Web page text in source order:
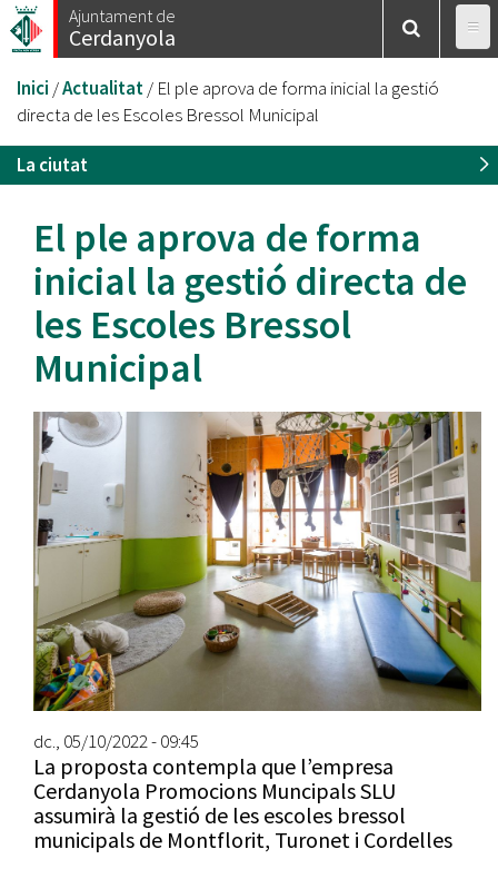
Vés
al
Ajuntament de
Cerdanyola
Esteu
aquí
Inici /Actualitat/ El ple aprova de forma inicial la gestió
directa de les Escoles Bressol Municipal
La ciutat
El ple aprova de forma
inicial la gestió directa de
les Escoles Bressol
Municipal
dc., 05/10/2022 - 09:45
La proposta contempla que l’empresa
Cerdanyola Promocions Muncipals SLU
assumirà la gestió de les escoles bressol
municipals de Montflorit, Turonet i Cordelles